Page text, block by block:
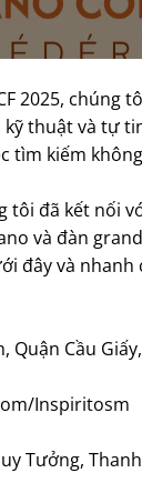
2025, chúng
thuật và tự
tìm kiếm
tôi đã kết nối
và đàn
đây và
Quận Cầu
Inspiritosm
Tưởng,